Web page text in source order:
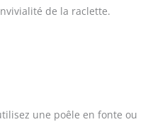
de la raclette.
une poêle en fonte ou